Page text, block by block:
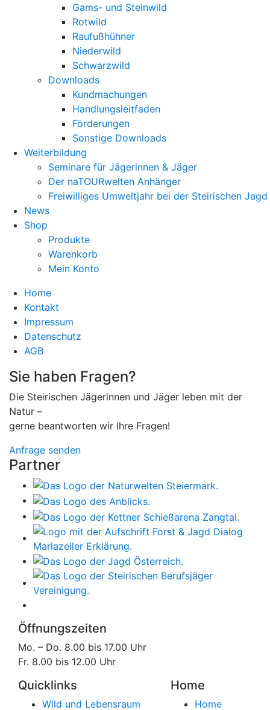
Gams- und Steinwild
Rotwild
Raufußhühner
Niederwild
Schwarzwild
Downloads
Kundmachungen
Handlungsleitfaden
Förderungen
Sonstige Downloads
Weiterbildung
Seminare für Jägerinnen & Jäger
Der naTOURwelten Anhänger
Freiwilliges Umweltjahr bei der Steirischen Jagd
News
Shop
Produkte
Warenkorb
Mein Konto
Home
Kontakt
Impressum
Datenschutz
AGB
Sie haben Fragen?
Die Steirischen Jägerinnen und Jäger leben mit der
Natur –
gerne beantworten wir Ihre Fragen!
Anfrage senden
Partner
Öffnungszeiten
Mo. – Do. 8.00 bis 17.00 Uhr
Fr. 8.00 bis 12.00 Uhr
Quicklinks
Wild und Lebensraum
Home
Home